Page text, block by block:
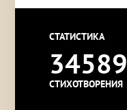
СТАТИСТИКА
34589
СТИХОТВОРЕНИЯ